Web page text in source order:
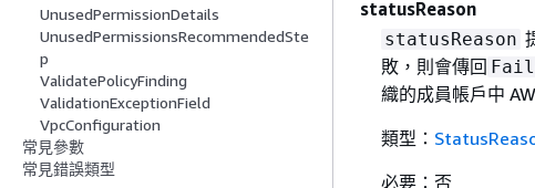
UnusedPermissionDetails
UnusedPermissionsRecommendedSte
p
ValidatePolicyFinding
ValidationExceptionField
VpcConfiguration
常見參數
常見錯誤類型
statusReason
statusReason
敗，則會傳回
織的成員帳戶中
類型：
必要：否